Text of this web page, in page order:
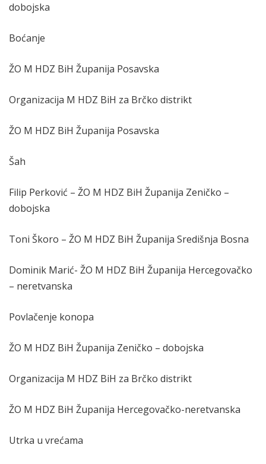
dobojska
Boćanje
ŽO M HDZ BiH Županija Posavska
Organizacija M HDZ BiH za Brčko distrikt
ŽO M HDZ BiH Županija Posavska
Šah
Filip Perković – ŽO M HDZ BiH Županija Zeničko –
dobojska
Toni Škoro – ŽO M HDZ BiH Županija Središnja Bosna
Dominik Marić- ŽO M HDZ BiH Županija Hercegovačko
– neretvanska
Povlačenje konopa
ŽO M HDZ BiH Županija Zeničko – dobojska
Organizacija M HDZ BiH za Brčko distrikt
ŽO M HDZ BiH Županija Hercegovačko-neretvanska
Utrka u vrećama